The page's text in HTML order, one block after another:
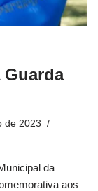
de 2023
da
aos